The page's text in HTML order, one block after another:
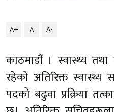
A+ A A-
काठमाडौं । स्वास्थ्य
रहेको अतिरिक्त
पदको बढुवा प्रक्रिया